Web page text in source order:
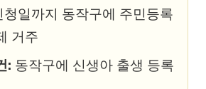
청일까지 동작구에 주민등록
거주
: 동작구에 신생아 출생 등록